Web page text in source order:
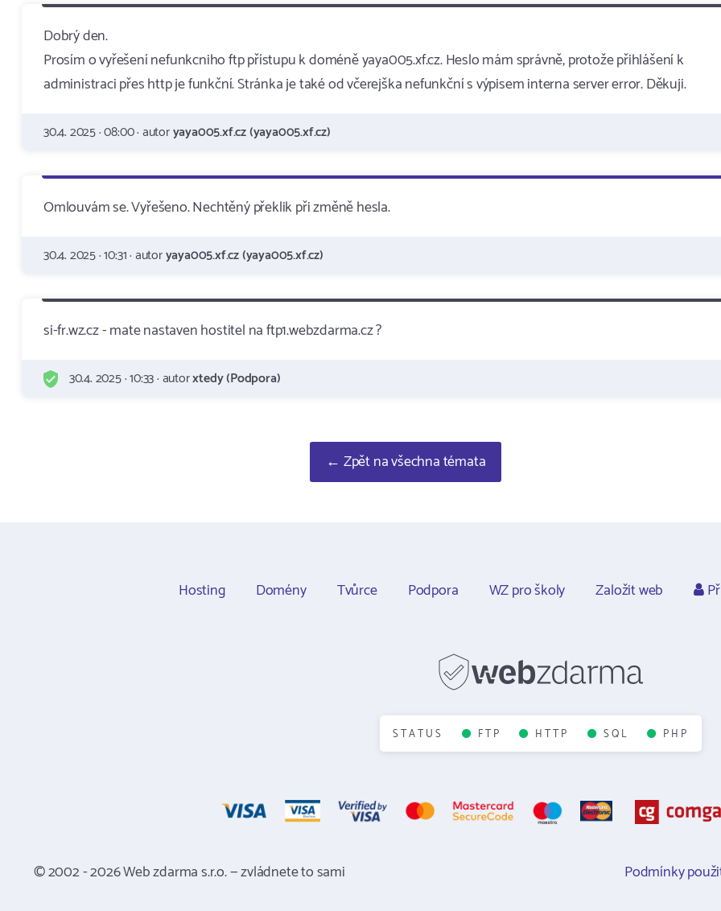
Dobrý den.
Prosím o vyřešení nefunkcniho ftp přístupu k doméně yaya005.xf.cz. Heslo mám správně, protože přihlášení k
administraci přes http je funkční. Stránka je také od včerejška nefunkční s výpisem interna server error. Děkuji.
30.4. 2025 · 08:00 · autoryaya005.xf.cz (yaya005.xf.cz)
Omlouvám se. Vyřešeno. Nechtěný překlik při změně hesla.
30.4. 2025 · 10:31 · autoryaya005.xf.cz (yaya005.xf.cz)
si-fr.wz.cz - mate nastaven hostitel na ftp1.webzdarma.cz ?
30.4. 2025 · 10:33 · autorxtedy (Podpora)
← Zpět na všechna témata
Hosting Domény Tvůrce Podpora WZ pro školy Založit web
STATUS FTP HTTP SQL PHP
© 2002 - 2026 Web zdarma s.r.o. — zvládnete to sami Podmínky